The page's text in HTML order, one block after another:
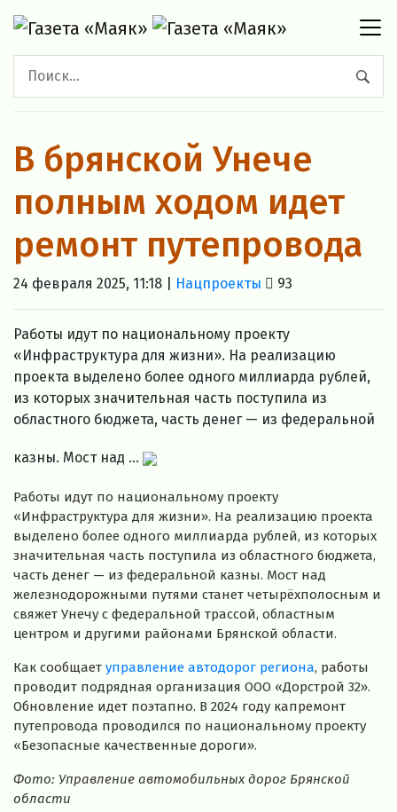
В брянской Унече
полным ходом идет
ремонт путепровода
24 февраля 2025, 11:18 | Нацпроекты 93
Работы идут по национальному проекту
«Инфраструктура для жизни». На реализацию
проекта выделено более одного миллиарда рублей,
из которых значительная часть поступила из
областного бюджета, часть денег — из федеральной
казны. Мост над ...
Работы идут по национальному проекту
«Инфраструктура для жизни». На реализацию проекта
выделено более одного миллиарда рублей, из которых
значительная часть поступила из областного бюджета,
часть денег — из федеральной казны. Мост над
железнодорожными путями станет четырёхполосным и
свяжет Унечу с федеральной трассой, областным
центром и другими районами Брянской области.
Как сообщает управление автодорог региона, работы
проводит подрядная организация ООО «Дорстрой 32».
Обновление идет поэтапно. В 2024 году капремонт
путепровода проводился по национальному проекту
«Безопасные качественные дороги».
Фото: Управление автомобильных дорог Брянской
области